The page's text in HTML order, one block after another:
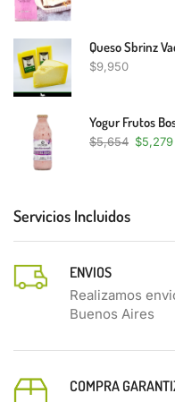
Queso Sbrinz
$9,950
Yogur Frutos
$5,654 $5,279
Servicios Incluidos
ENVIOS
Realizamos
Buenos Aires
COMPRA